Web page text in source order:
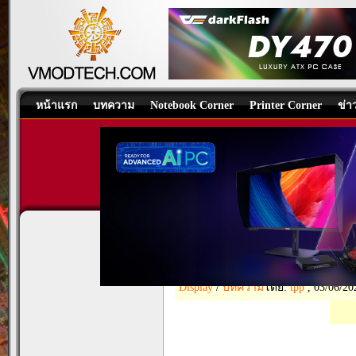
หน้าแรก บทความ Notebook Corner Printer Corner ข่า
Samsung
Monitor Review
Display/บทความโดย:tpp, 03/06/